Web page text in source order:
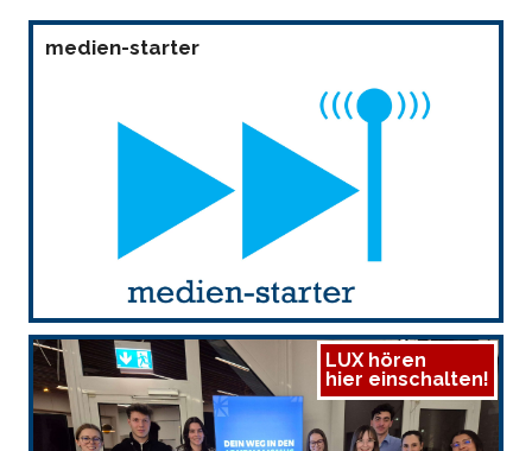
medien-starter
LUX hören
hier einschalten!